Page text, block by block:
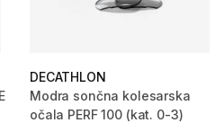
DECATHLON
Modra sončna kolesarska
očala PERF 100 (kat. 0-3)